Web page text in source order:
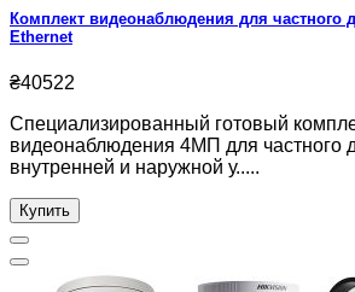
Комплект видеонаблюдения для частного
Ethernet
₴40522
Специализированный готовый
видеонаблюдения 4МП для частного
внутренней и наружной у.....
Купить